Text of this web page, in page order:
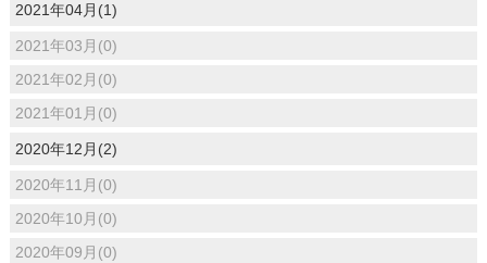
2021年04月(1)
2021年03月(0)
2021年02月(0)
2021年01月(0)
2020年12月(2)
2020年11月(0)
2020年10月(0)
2020年09月(0)